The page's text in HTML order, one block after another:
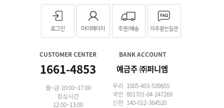
로그인 마이페이지 주문/배송 자주묻는질문
CUSTOMER CENTER
1661-4853
월~금 10:00~17:00
점심시간
12:00~13:00
BANK ACCOUNT
예금주 ㈜퍼니엠
우리 1005-403-539855
국민 801701-04-247269
신한 140-012-364520